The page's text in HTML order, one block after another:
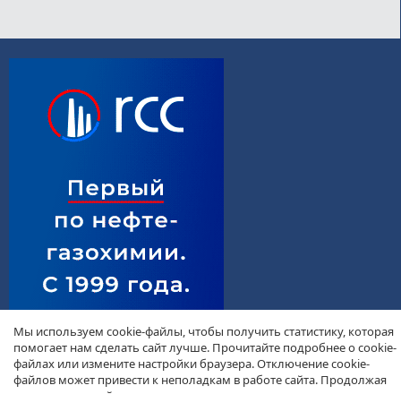
Мы используем cookie-файлы, чтобы получить статистику, которая
помогает нам сделать сайт лучше. Прочитайте подробнее о cookie-
файлах или измените настройки браузера. Отключение cookie-
файлов может привести к неполадкам в работе сайта. Продолжая